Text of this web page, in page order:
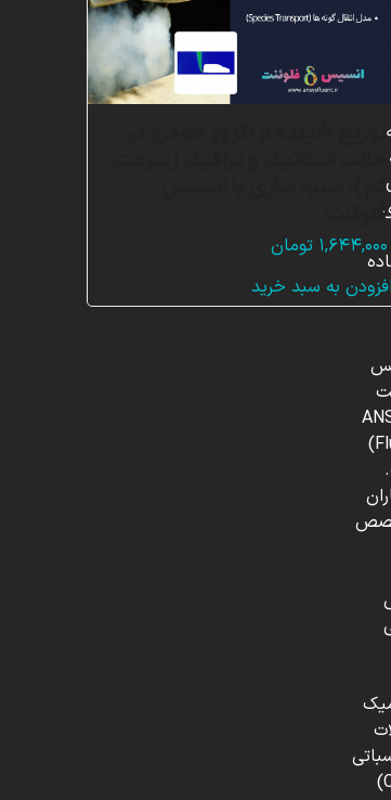
توزیع آلاینده از اگزوز خودرو در
کم)، شبیه سازی با انسیس
فلوئنت
۱,۶۴۴,۰۰۰ تومان
افزودن به سبد خرید
Fluent)
(CFD)